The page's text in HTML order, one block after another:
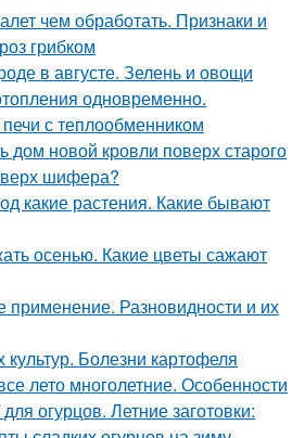
чем обработать. Признаки и
грибком
в августе. Зелень и овощи
одновременно.
с теплообменником
дом новой кровли поверх старого
шифера?
какие растения. Какие бывают
осенью. Какие цветы сажают
применение. Разновидности и их
Болезни картофеля
лето многолетние. Особенности
огурцов. Летние заготовки: